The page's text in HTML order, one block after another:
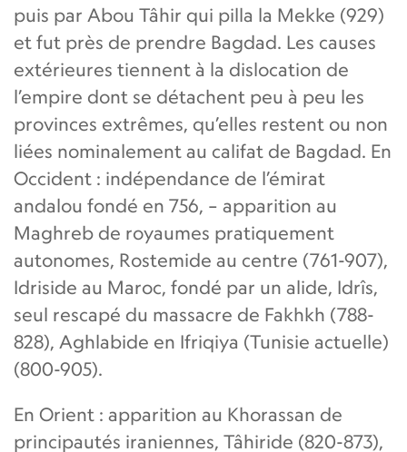
puis par Abou Tâhir qui pilla la Mekke (929)
et fut près de prendre Bagdad. Les causes
extérieures tiennent à la dislocation de
l’empire dont se détachent peu à peu les
provinces extrêmes, qu’elles restent ou non
liées nominalement au califat de Bagdad. En
Occident : indépendance de l’émirat
andalou fondé en 756, – apparition au
Maghreb de royaumes pratiquement
autonomes, Rostemide au centre (761-907),
Idriside au Maroc, fondé par un alide, Idrîs,
seul rescapé du massacre de Fakhkh (788-
828), Aghlabide en Ifriqiya (Tunisie actuelle)
(800-905).
En Orient : apparition au Khorassan de
principautés iraniennes, Tâhiride (820-873),